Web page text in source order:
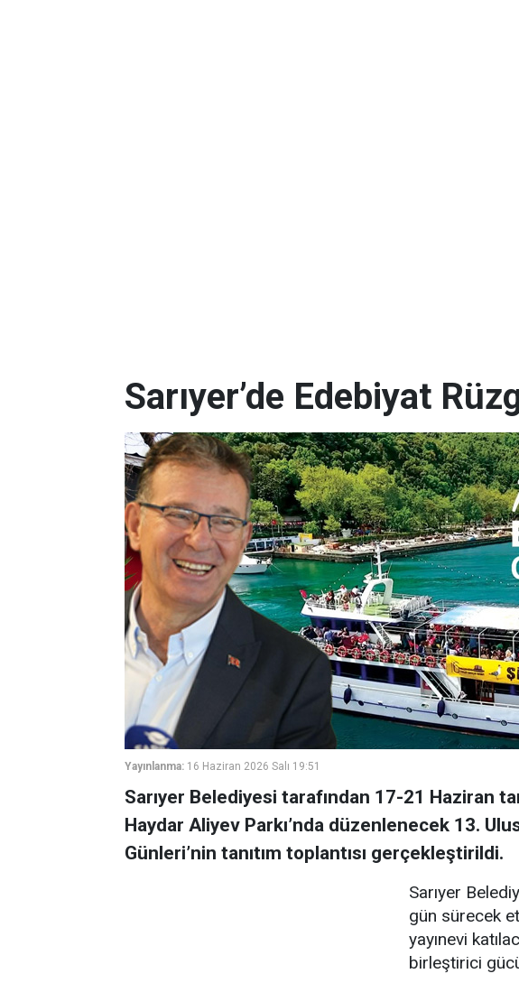
Sarıyer’de Edebiyat
Yayınlanma: 16 Haziran 2026 Salı 19:51
Sarıyer Belediyesi tarafından 17-21 Haziran
Haydar Aliyev Parkı’nda düzenlenecek 13.
Günleri’nin tanıtım toplantısı gerçekleştirildi.
Sarıyer
gün sürecek
yayınevi
birleştirici